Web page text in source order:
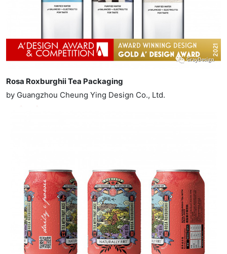
Rosa Roxburghii Tea Packaging
by Guangzhou Cheung Ying Design Co., Ltd.